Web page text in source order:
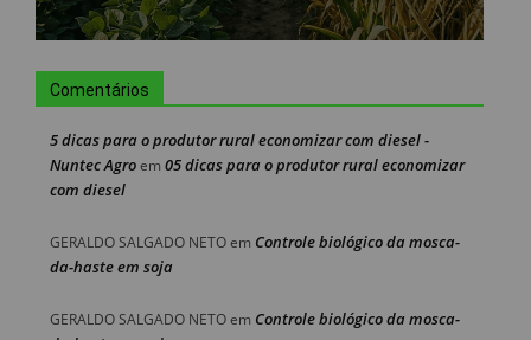
Comentários
5 dicas para o produtor rural economizar com diesel -
Nuntec Agroem 05 dicas para o produtor rural economizar
com diesel
GERALDO SALGADO NETOem Controle biológico da mosca-
da-haste em soja
GERALDO SALGADO NETOem Controle biológico da mosca-